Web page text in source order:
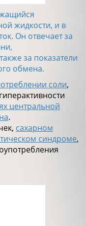
жидкости, и в
Он отвечает за
за показатели
обмена.
соли,
центральной
.
сахарном
синдроме,